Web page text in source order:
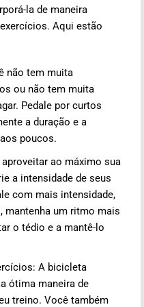
la de maneira
Aqui estão
não tem muita
ou não tem muita
Pedale por curtos
a duração e a
poucos.
ao máximo sua
a intensidade de seus
com mais intensidade,
mantenha um ritmo mais
o tédio e a mantê-lo
A bicicleta
ótima maneira de
treino. Você também